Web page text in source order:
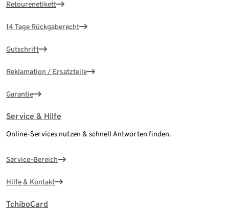
Retourenetikett
14 Tage Rückgaberecht
Gutschrift
Reklamation / Ersatzteile
Garantie
Service & Hilfe
Online-Services nutzen & schnell Antworten finden.
Service-Bereich
Hilfe & Kontakt
TchiboCard